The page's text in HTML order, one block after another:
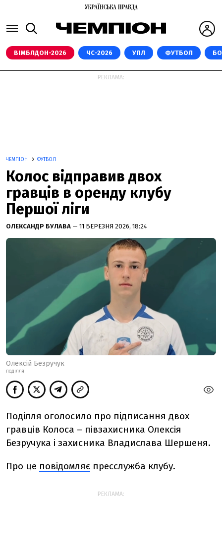
ВІМБЛДОН-2026 ЧС-2026 УПЛ ФУТБОЛ
РЕКЛАМА:
ЧЕМПІОН ФУТБОЛ
Колос відправив двох
гравців в оренду клубу
Першої ліги
ОЛЕКСАНДР БУЛАВА — 11 БЕРЕЗНЯ 2026, 18:24
Олексій Безручук
ПОДІЛЛЯ
Поділля оголосило про підписання двох
гравців Колоса – півзахисника Олексія
Безручука і захисника Владислава Шершеня.
Про це повідомляє пресслужба клубу.
РЕКЛАМА: